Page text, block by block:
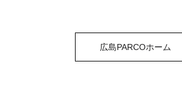
広島PARCOホーム